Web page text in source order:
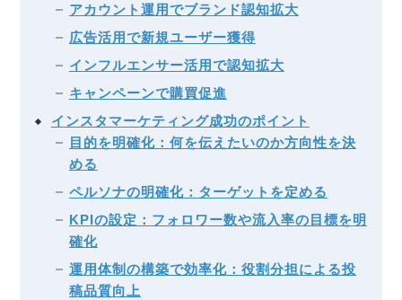
アカウント運用でブランド認知拡大
広告活用で新規ユーザー獲得
インフルエンサー活用で認知拡大
キャンペーンで購買促進
インスタマーケティング成功のポイント
目的を明確化：何を伝えたいのか方向性を決
める
ペルソナの明確化：ターゲットを定める
KPIの設定：フォロワー数や流入率の目標を明
確化
運用体制の構築で効率化：役割分担による投
稿品質向上